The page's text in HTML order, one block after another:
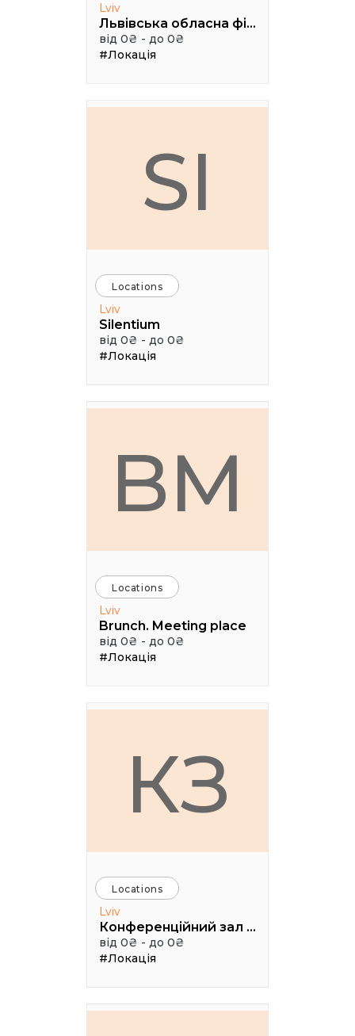
Lviv
Львівська обласна філармонія (Камерна сцена, 3 поверх), Чайковського 7
від 0₴ - до 0₴
#Локація
SI
Locations
Lviv
Silentium
від 0₴ - до 0₴
#Локація
BM
Locations
Lviv
Brunch. Meeting place
від 0₴ - до 0₴
#Локація
КЗ
Locations
Lviv
Конференційний зал УКУ
від 0₴ - до 0₴
#Локація